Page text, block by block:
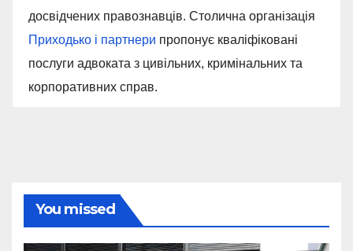
досвідчених правознавців. Столична організація
Приходько і партнери пропонує кваліфіковані
послуги адвоката з цивільних, кримінальних та
корпоративних справ.
You missed